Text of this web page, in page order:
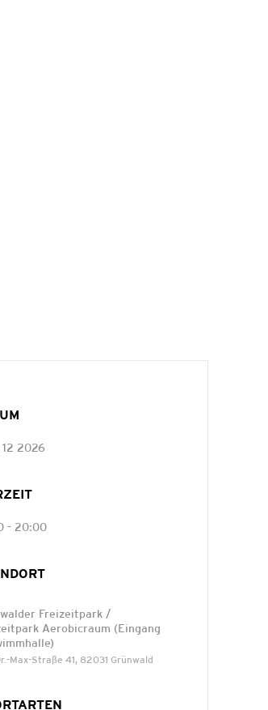
12 2026
- 20:00
Freizeitpark /
Aerobicraum (Eingang
Max-Straße 41, 82031 Grünwald